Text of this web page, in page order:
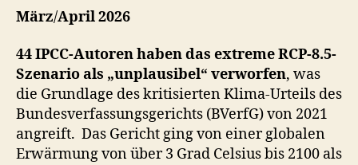
März/April 2026
44 IPCC-Autoren haben das extreme RCP-8.5-
Szenario als „unplausibel“ verworfen, was
die Grundlage des kritisierten Klima-Urteils des
Bundesverfassungsgerichts (BVerfG) von 2021
angreift. Das Gericht ging von einer globalen
Erwärmung von über 3 Grad Celsius bis 2100 als